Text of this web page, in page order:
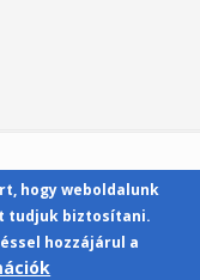
hogy weboldalunk
tudjuk biztosítani.
hozzájárul a